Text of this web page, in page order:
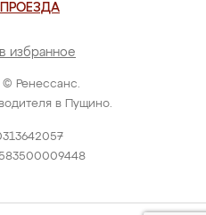
Ренессанс.
в Пущино.
избранное